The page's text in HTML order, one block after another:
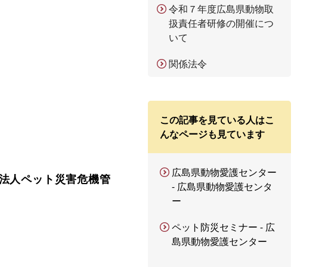
人ペット災害危機管
令和７年度広島県動物取
扱責任者研修の開催につ
いて
関係法令
この記事を見ている人はこ
んなページも見ています
広島県動物愛護センター
- 広島県動物愛護センタ
ー
ペット防災セミナー - 広
島県動物愛護センター